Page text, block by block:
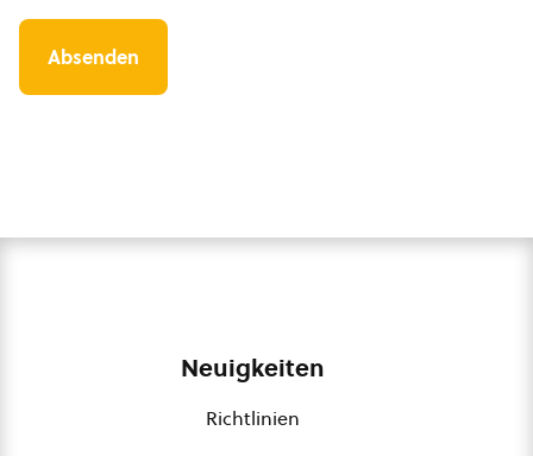
Neuigkeiten
Richtlinien